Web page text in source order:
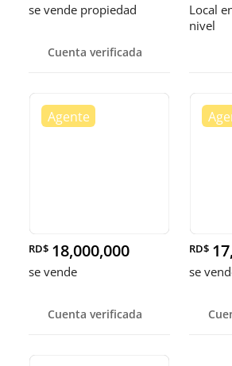
se vende propiedad
Cuenta verificada
Local
nivel
RD$ 18,000,000
se vende
Cuenta verificada
RD$
se